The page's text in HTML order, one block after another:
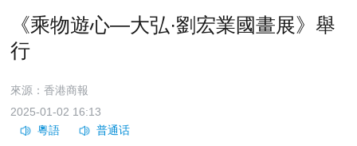
《乘物遊心—大弘·劉宏業國畫展》舉
行
來源：香港商報
2025-01-02 16:13